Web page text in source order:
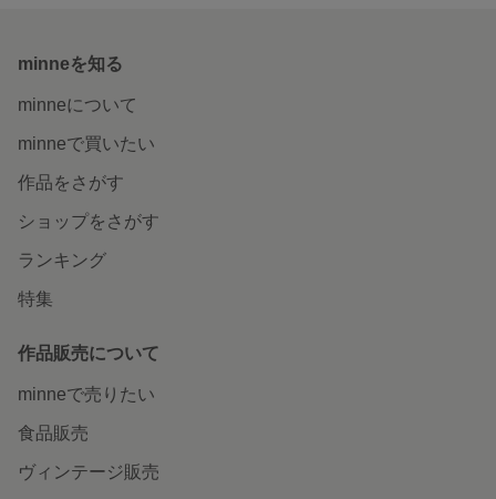
minneを知る
minneについて
minneで買いたい
作品をさがす
ショップをさがす
ランキング
特集
作品販売について
minneで売りたい
食品販売
ヴィンテージ販売